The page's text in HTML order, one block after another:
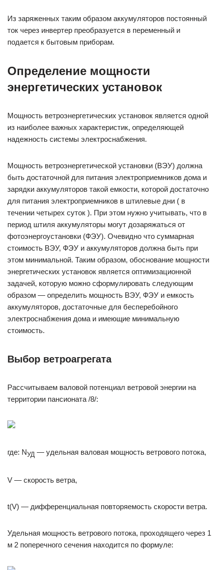
Из заряженных таким образом аккумуляторов постоянный
ток через инвертер преобразуется в переменный и
подается к бытовым приборам.
Определение мощности
энергетических установок
Мощность ветроэнергетических установок является одной
из наиболее важных характеристик, определяющей
надежность системы электроснабжения.
Мощность ветроэнергетической установки (ВЭУ) должна
быть достаточной для питания электроприемников дома и
зарядки аккумуляторов такой емкости, которой достаточно
для питания электроприемников в штилевые дни ( в
течении четырех суток ). При этом нужно учитывать, что в
период штиля аккумуляторы могут дозаряжаться от
фотоэнергоустановки (ФЭУ). Очевидно что суммарная
стоимость ВЭУ, ФЭУ и аккумуляторов должна быть при
этом минимальной. Таким образом, обоснование мощности
энергетических установок является оптимизационной
задачей, которую можно сформулировать следующим
образом — определить мощность ВЭУ, ФЭУ и емкость
аккумуляторов, достаточные для бесперебойного
электроснабжения дома и имеющие минимальную
стоимость.
Выбор ветроагрегата
Рассчитываем валовой потенциал ветровой энергии на
территории пансионата /8/:
где: NУД — удельная валовая мощность ветрового потока,
V — скорость ветра,
t(V) — дифференциальная повторяемость скорости ветра.
Удельная мощность ветрового потока, проходящего через 1
м 2 поперечного сечения находится по формуле: